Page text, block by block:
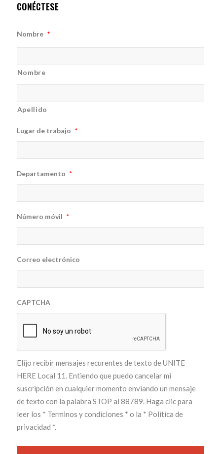
CONÉCTESE
Nombre *
Nombre
Apellido
Lugar de trabajo *
Departamento *
Número móvil *
Correo electrónico
CAPTCHA
Elijo recibir mensajes recurentes de texto de UNITE
HERE Local 11. Entiendo que puedo cancelar mi
suscripción en cualquier momento enviando un mensaje
de texto con la palabra STOP al 88789. Haga clic para
leer los * Terminos y condiciones * o la * Política de
privacidad *.